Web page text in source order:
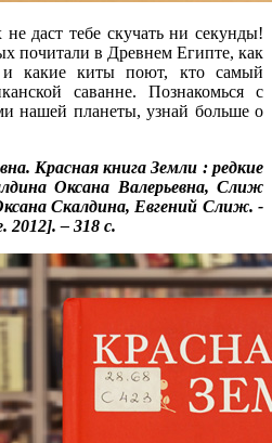
даст тебе скучать ни секунды!
почитали в Древнем Египте, как
и какие киты поют, кто самый
саванне. Познакомься с
нашей планеты, узнай больше о
Красная книга Земли : редкие
Оксана Валерьевна, Слиж
Скалдина, Евгений Слиж. -
– 318 с.